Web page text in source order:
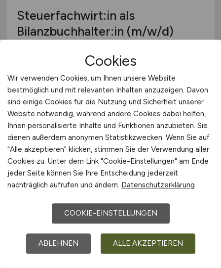
Steuerfachwirt:in als
Bilanzbuchhalter:in (m/w/d)
Steuerberaterin Corinna Kling
Büdingen
Buchhalter(m/w/d)
CONREC Gesellschaft für Container-,
Recycling- und Umweltdienste mbH
vor 4 Tagen
Cookies
Wir verwenden Cookies, um Ihnen unsere Website
bestmöglich und mit relevanten Inhalten anzuzeigen. Davon
sind einige Cookies für die Nutzung und Sicherheit unserer
Website notwendig, während andere Cookies dabei helfen,
Ihnen personalisierte Inhalte und Funktionen anzubieten. Sie
dienen außerdem anonymen Statistikzwecken. Wenn Sie auf
"Alle akzeptieren" klicken, stimmen Sie der Verwendung aller
Cookies zu. Unter dem Link "Cookie-Einstellungen" am Ende
jeder Seite können Sie Ihre Entscheidung jederzeit
nachträglich aufrufen und ändern. Datenschutzerklärung
COOKIE-EINSTELLUNGEN
ABLEHNEN ALLE AKZEPTIEREN